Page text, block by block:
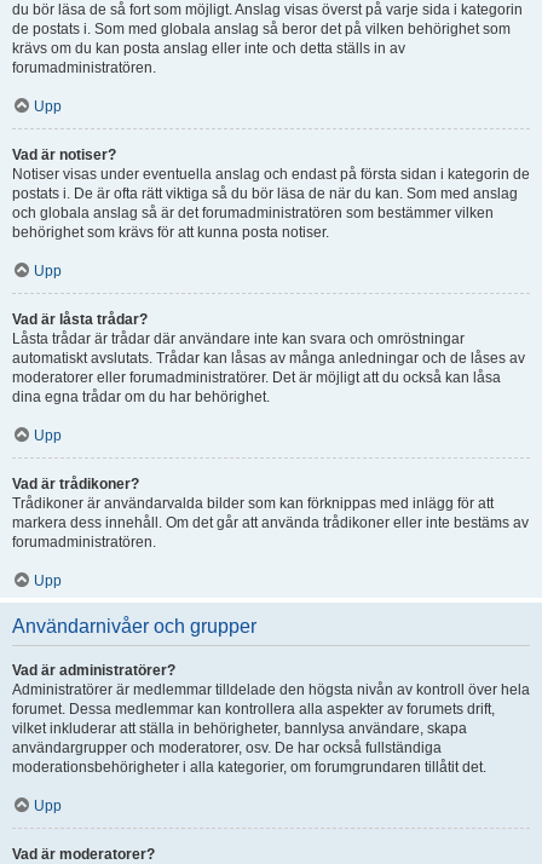
du bör läsa de så fort som möjligt. Anslag visas överst på varje sida i kategorin
de postats i. Som med globala anslag så beror det på vilken behörighet som
krävs om du kan posta anslag eller inte och detta ställs in av
forumadministratören.
Upp
Vad är notiser?
Notiser visas under eventuella anslag och endast på första sidan i kategorin de
postats i. De är ofta rätt viktiga så du bör läsa de när du kan. Som med anslag
och globala anslag så är det forumadministratören som bestämmer vilken
behörighet som krävs för att kunna posta notiser.
Upp
Vad är låsta trådar?
Låsta trådar är trådar där användare inte kan svara och omröstningar
automatiskt avslutats. Trådar kan låsas av många anledningar och de låses av
moderatorer eller forumadministratörer. Det är möjligt att du också kan låsa
dina egna trådar om du har behörighet.
Upp
Vad är trådikoner?
Trådikoner är användarvalda bilder som kan förknippas med inlägg för att
markera dess innehåll. Om det går att använda trådikoner eller inte bestäms av
forumadministratören.
Upp
Användarnivåer och grupper
Vad är administratörer?
Administratörer är medlemmar tilldelade den högsta nivån av kontroll över hela
forumet. Dessa medlemmar kan kontrollera alla aspekter av forumets drift,
vilket inkluderar att ställa in behörigheter, bannlysa användare, skapa
användargrupper och moderatorer, osv. De har också fullständiga
moderationsbehörigheter i alla kategorier, om forumgrundaren tillåtit det.
Upp
Vad är moderatorer?